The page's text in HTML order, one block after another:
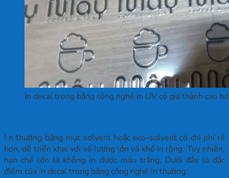
In decal trong bằng công nghệ in UV có giá thành cao
I n thường bằng mực solvent hoặc eco-solvent có chi phí rẻ
hơn, dễ triển khai với số lượng lớn và khổ in rộng. Tuy nhiên,
hạn chế lớn là không in được màu trắng. Dưới đây là đặc
điểm của in decal trong bằng công nghệ in thường: